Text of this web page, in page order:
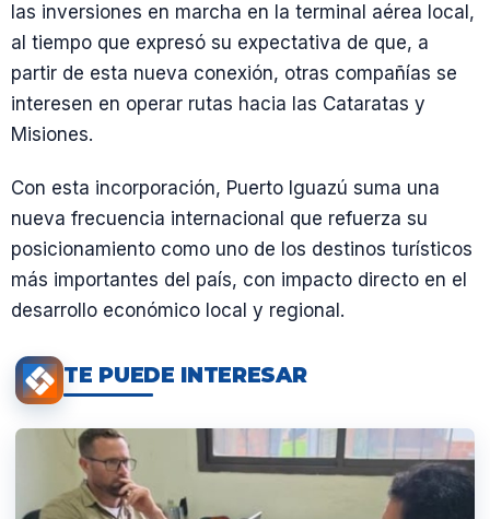
las inversiones en marcha en la terminal aérea local,
al tiempo que expresó su expectativa de que, a
partir de esta nueva conexión, otras compañías se
interesen en operar rutas hacia las Cataratas y
Misiones.
Con esta incorporación, Puerto Iguazú suma una
nueva frecuencia internacional que refuerza su
posicionamiento como uno de los destinos turísticos
más importantes del país, con impacto directo en el
desarrollo económico local y regional.
TE PUEDE INTERESAR